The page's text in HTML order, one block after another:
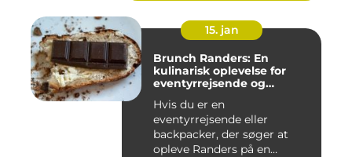
15. jan
Brunch Randers: En
kulinarisk oplevelse for
eventyrrejsende og
Hvis du er en
eventyrrejsende eller
backpacker, der søger at
opleve Randers på en